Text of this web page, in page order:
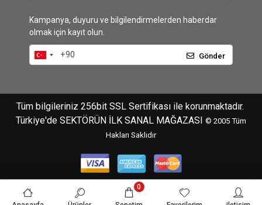
Kampanya, duyuru ve bilgilendirmelerden haberdar
olmak için kayıt olun.
Gönder
Tüm bilgileriniz 256bit SSL Sertifikası ile korunmaktadır.
Türkiye'de SEKTÖRÜN İLK SANAL MAĞAZASI
© 2005 Tüm
Hakları Saklıdır
0